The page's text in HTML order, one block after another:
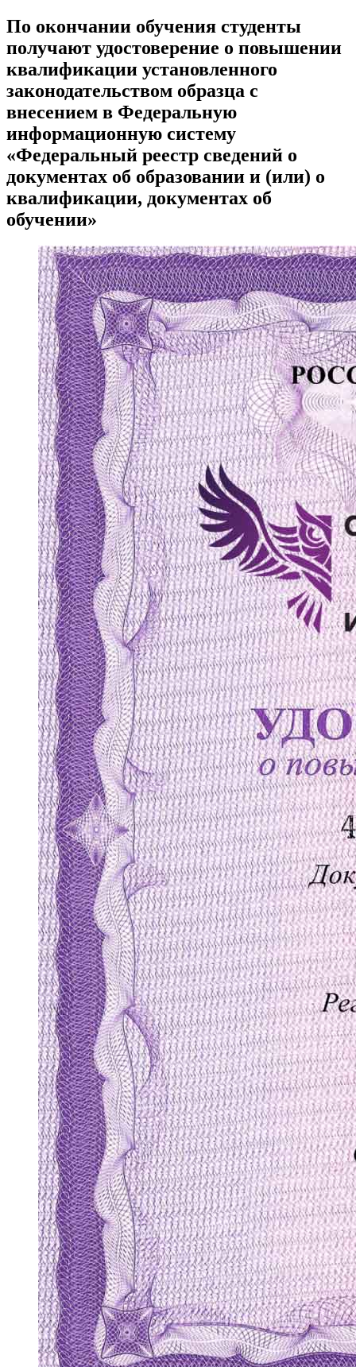
По окончании обучения студенты
получают удостоверение о повышении
квалификации установленного
законодательством образца с
внесением в Федеральную
информационную систему
«Федеральный реестр сведений о
документах об образовании и (или) о
квалификации, документах об
обучении»